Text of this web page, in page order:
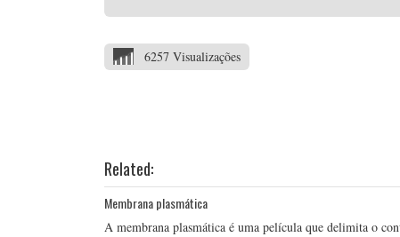
6257 Visualizações
Related:
Membrana plasmática
A membrana plasmática é uma película que delimita o